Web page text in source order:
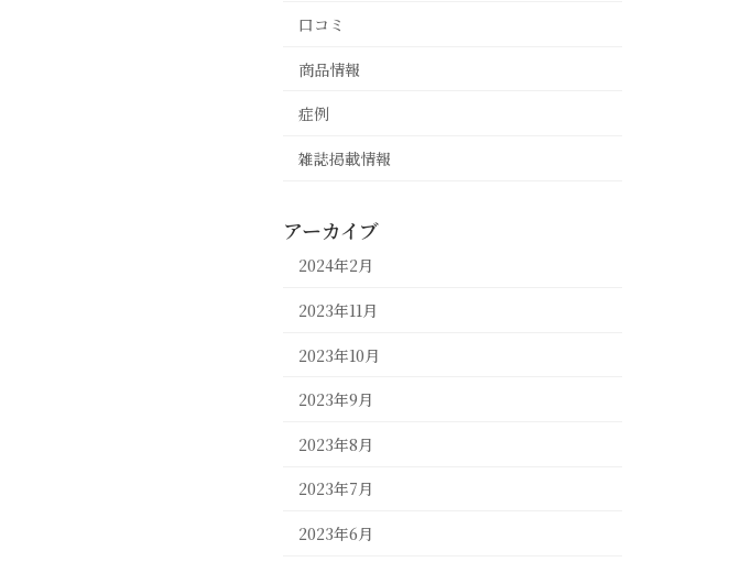
口コミ
商品情報
症例
雑誌掲載情報
アーカイブ
2024年2月
2023年11月
2023年10月
2023年9月
2023年8月
2023年7月
2023年6月